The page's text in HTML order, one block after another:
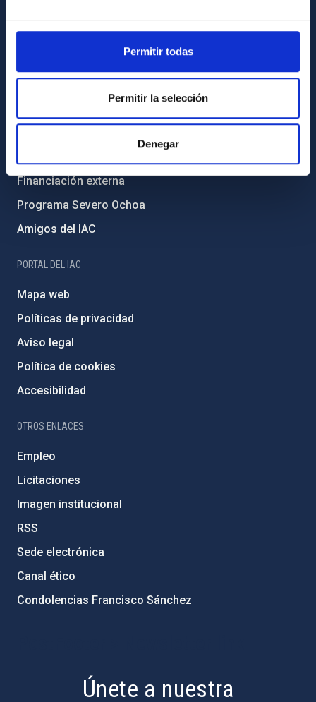
Permitir todas
Permitir la selección
Denegar
Transparencia
Igualdad y diversidad de género
Financiación externa
Programa Severo Ochoa
Amigos del IAC
PORTAL DEL IAC
Mapa web
Políticas de privacidad
Aviso legal
Política de cookies
Accesibilidad
OTROS ENLACES
Empleo
Licitaciones
Imagen institucional
RSS
Sede electrónica
Canal ético
Condolencias Francisco Sánchez
Únete a nuestra